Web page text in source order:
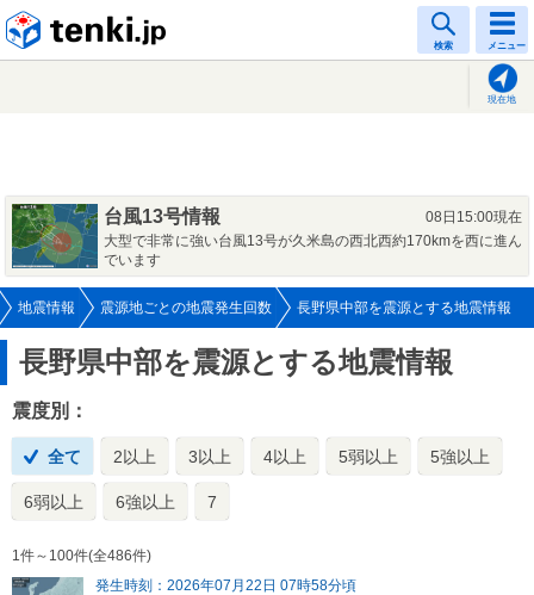
検索 メニュー
現在地
台風13号情報
08日15:00現在
大型で非常に強い台風13号が久米島の西北西約170kmを西に進ん
でいます
地震情報 震源地ごとの地震発生回数 長野県中部を震源とする地震情報
長野県中部を震源とする地震情報
震度別：
全て 2以上 3以上 4以上 5弱以上 5強以上
6弱以上 6強以上 7
1件～100件(全486件)
発生時刻：2026年07月22日 07時58分頃